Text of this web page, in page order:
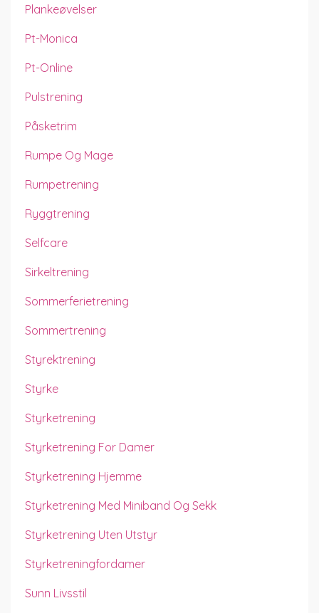
Plankeøvelser
Pt-Monica
Pt-Online
Pulstrening
Påsketrim
Rumpe Og Mage
Rumpetrening
Ryggtrening
Selfcare
Sirkeltrening
Sommerferietrening
Sommertrening
Styrektrening
Styrke
Styrketrening
Styrketrening For Damer
Styrketrening Hjemme
Styrketrening Med Miniband Og Sekk
Styrketrening Uten Utstyr
Styrketreningfordamer
Sunn Livsstil